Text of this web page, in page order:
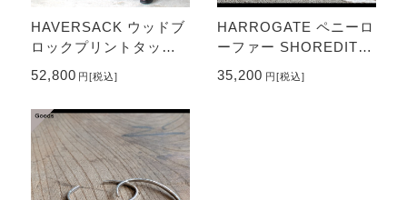
HAVERSACK ウッドブ
ロックプリントタック
ワイドトラウザー Wood
block-Print Tuck Wide
Trousers
52,800 円 [税込]
HARROGATE ペニーロ
ーファー SHOREDITC
H （Black）
35,200 円 [税込]